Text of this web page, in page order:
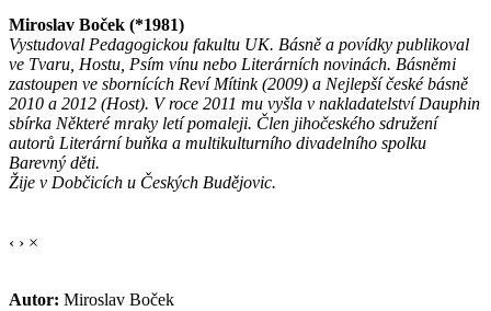
Miroslav Boček (*1981)
Vystudoval Pedagogickou fakultu UK. Básně a povídky publikoval
ve Tvaru, Hostu, Psím vínu nebo Literárních novinách. Básněmi
zastoupen ve sbornících Reví Mítink (2009) a Nejlepší české básně
2010 a 2012 (Host). V roce 2011 mu vyšla v nakladatelství Dauphin
sbírka Některé mraky letí pomaleji. Člen jihočeského sdružení
autorů Literární buňka a multikulturního divadelního spolku
Barevný děti.
Žije v Dobčicích u Českých Budějovic.
‹ › ×
Autor: Miroslav Boček